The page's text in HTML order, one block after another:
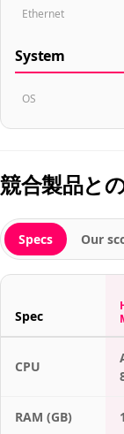
Ethernet
System
OS
競合製品と
Specs Our
Spec
CPU
RAM (GB)